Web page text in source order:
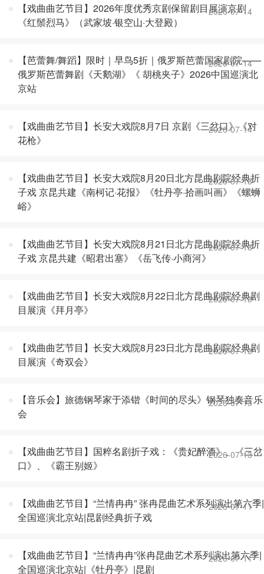
【戏曲曲艺节目】2026年度优秀京剧保留剧目展演京剧
《红鬃烈马》（武家坡·银空山·大登殿）
2026-07-14
【芭蕾舞/舞蹈】限时｜早鸟5折｜俄罗斯芭蕾国家剧院——
俄罗斯芭蕾舞剧《天鹅湖》《 胡桃夹子》2026中国巡演北
京站
2026-07-14
【戏曲曲艺节目】长安大戏院8月7日 京剧《三岔口》《对
花枪》
2026-07-14
【戏曲曲艺节目】长安大戏院8月20日北方昆曲剧院经典折
子戏 京昆共建《南柯记·花报》《牡丹亭·拾画叫画》《螺蛳
峪》
2026-07-13
【戏曲曲艺节目】长安大戏院8月21日北方昆曲剧院经典折
子戏 京昆共建《昭君出塞》《岳飞传·小商河》
2026-07-13
【戏曲曲艺节目】长安大戏院8月22日北方昆曲剧院经典剧
目展演《拜月亭》
2026-07-13
【戏曲曲艺节目】长安大戏院8月23日北方昆曲剧院经典剧
目展演《奇双会》
2026-07-13
【音乐会】旅德钢琴家于添锴《时间的尽头》钢琴独奏音乐
会
2026-07-13
【戏曲曲艺节目】国粹名剧折子戏：《贵妃醉酒》、《三岔
口》、《霸王别姬》
2026-07-13
【戏曲曲艺节目】“兰情冉冉” 张冉昆曲艺术系列演出第六季|
全国巡演北京站|昆剧经典折子戏
2026-07-11
【戏曲曲艺节目】“兰情冉冉”张冉昆曲艺术系列演出第六季|
全国巡演北京站|《牡丹亭》|昆剧
2026-07-11